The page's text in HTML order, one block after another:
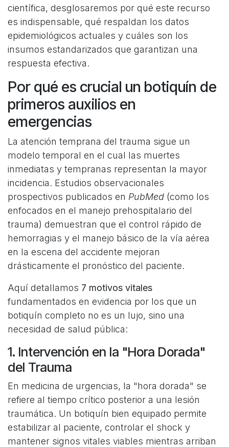
científica, desglosaremos por qué este recurso
es indispensable, qué respaldan los datos
epidemiológicos actuales y cuáles son los
insumos estandarizados que garantizan una
respuesta efectiva.
Por qué es crucial un botiquín de
primeros auxilios en
emergencias
La atención temprana del trauma sigue un
modelo temporal en el cual las muertes
inmediatas y tempranas representan la mayor
incidencia. Estudios observacionales
prospectivos publicados en PubMed (como los
enfocados en el manejo prehospitalario del
trauma) demuestran que el control rápido de
hemorragias y el manejo básico de la vía aérea
en la escena del accidente mejoran
drásticamente el pronóstico del paciente.
Aquí detallamos 7 motivos vitales
fundamentados en evidencia por los que un
botiquín completo no es un lujo, sino una
necesidad de salud pública:
1. Intervención en la "Hora Dorada"
del Trauma
En medicina de urgencias, la "hora dorada" se
refiere al tiempo crítico posterior a una lesión
traumática. Un botiquín bien equipado permite
estabilizar al paciente, controlar el shock y
mantener signos vitales viables mientras arriban